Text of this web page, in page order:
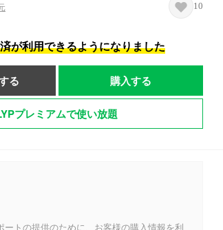
10
が利用できるようになりました
る 購入する
プレミアムで使い放題
トの提供のために、お客様の購入情報を利